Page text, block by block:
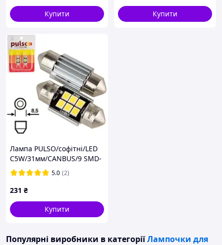
Купити Купити
Лампа PULSO/софітні/LED
C5W/31мм/CANBUS/9 SMD-
2835/12v/2.9W/315lm White
5.0 (2)
231 ₴
Купити
Популярні виробники в категоріїЛампочки для